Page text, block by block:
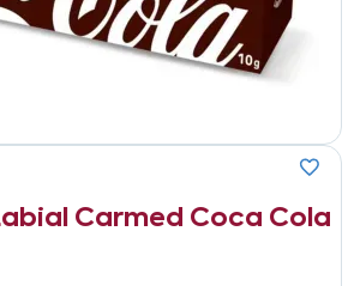
Carmed Coca Cola